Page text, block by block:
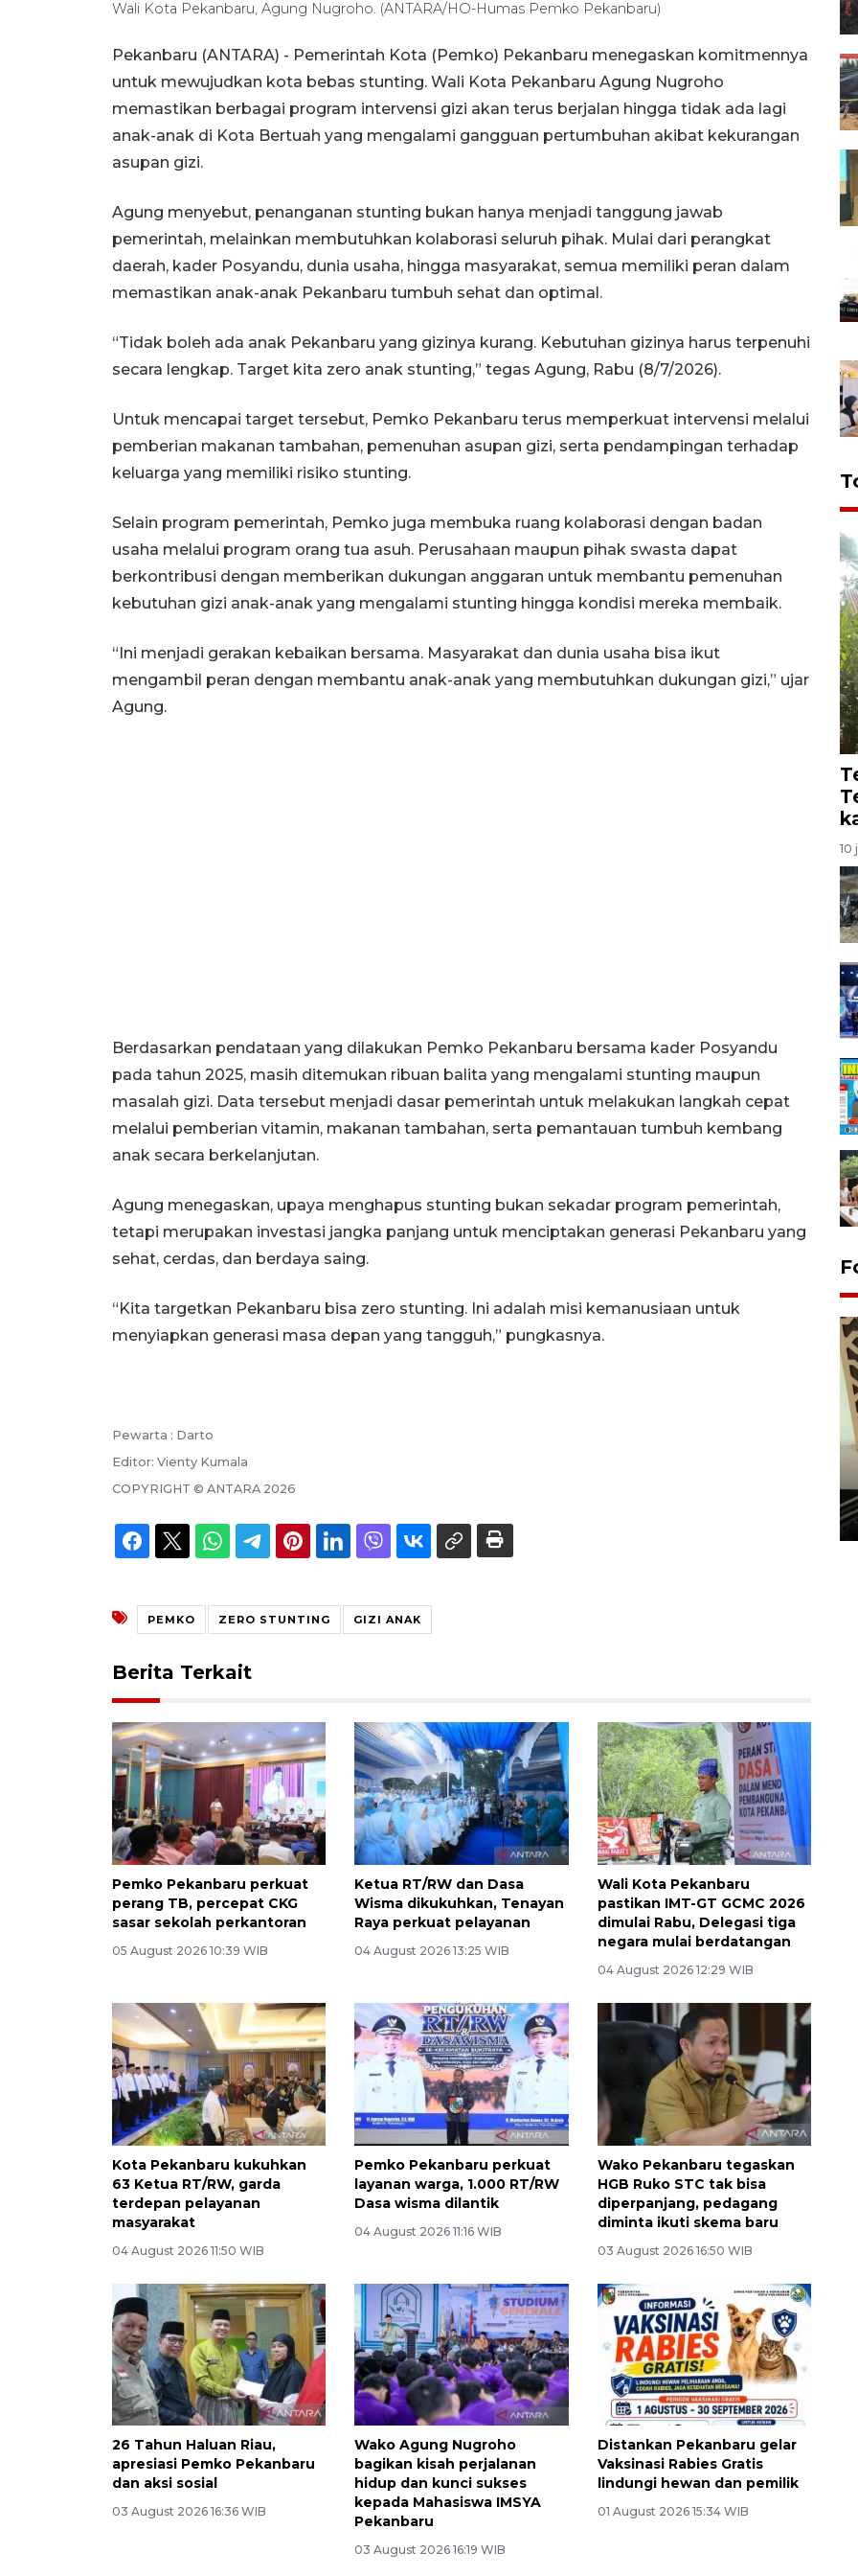
Wali Kota Pekanbaru, Agung Nugroho. (ANTARA/HO-Humas Pemko Pekanbaru)
Pekanbaru (ANTARA) - Pemerintah Kota (Pemko) Pekanbaru menegaskan komitmennya
untuk mewujudkan kota bebas stunting. Wali Kota Pekanbaru Agung Nugroho
memastikan berbagai program intervensi gizi akan terus berjalan hingga tidak ada lagi
anak-anak di Kota Bertuah yang mengalami gangguan pertumbuhan akibat kekurangan
asupan gizi.
Agung menyebut, penanganan stunting bukan hanya menjadi tanggung jawab
pemerintah, melainkan membutuhkan kolaborasi seluruh pihak. Mulai dari perangkat
daerah, kader Posyandu, dunia usaha, hingga masyarakat, semua memiliki peran dalam
memastikan anak-anak Pekanbaru tumbuh sehat dan optimal.
“Tidak boleh ada anak Pekanbaru yang gizinya kurang. Kebutuhan gizinya harus terpenuhi
secara lengkap. Target kita zero anak stunting,” tegas Agung, Rabu (8/7/2026).
Untuk mencapai target tersebut, Pemko Pekanbaru terus memperkuat intervensi melalui
pemberian makanan tambahan, pemenuhan asupan gizi, serta pendampingan terhadap
keluarga yang memiliki risiko stunting.
Selain program pemerintah, Pemko juga membuka ruang kolaborasi dengan badan
usaha melalui program orang tua asuh. Perusahaan maupun pihak swasta dapat
berkontribusi dengan memberikan dukungan anggaran untuk membantu pemenuhan
kebutuhan gizi anak-anak yang mengalami stunting hingga kondisi mereka membaik.
“Ini menjadi gerakan kebaikan bersama. Masyarakat dan dunia usaha bisa ikut
mengambil peran dengan membantu anak-anak yang membutuhkan dukungan gizi,” ujar
Agung.
Berdasarkan pendataan yang dilakukan Pemko Pekanbaru bersama kader Posyandu
pada tahun 2025, masih ditemukan ribuan balita yang mengalami stunting maupun
masalah gizi. Data tersebut menjadi dasar pemerintah untuk melakukan langkah cepat
melalui pemberian vitamin, makanan tambahan, serta pemantauan tumbuh kembang
anak secara berkelanjutan.
Agung menegaskan, upaya menghapus stunting bukan sekadar program pemerintah,
tetapi merupakan investasi jangka panjang untuk menciptakan generasi Pekanbaru yang
sehat, cerdas, dan berdaya saing.
“Kita targetkan Pekanbaru bisa zero stunting. Ini adalah misi kemanusiaan untuk
menyiapkan generasi masa depan yang tangguh,” pungkasnya.
Pewarta : Darto
Editor: Vienty Kumala
COPYRIGHT © ANTARA 2026
PEMKO ZERO STUNTING GIZI ANAK
Berita Terkait
Pemko Pekanbaru perkuat
perang TB, percepat CKG
sasar sekolah perkantoran
05 August 2026 10:39 WIB
Ketua RT/RW dan Dasa
Wisma dikukuhkan, Tenayan
Raya perkuat pelayanan
04 August 2026 13:25 WIB
Wali Kota Pekanbaru
pastikan IMT-GT GCMC 2026
dimulai Rabu, Delegasi tiga
negara mulai berdatangan
04 August 2026 12:29 WIB
Kota Pekanbaru kukuhkan
63 Ketua RT/RW, garda
terdepan pelayanan
masyarakat
04 August 2026 11:50 WIB
Pemko Pekanbaru perkuat
layanan warga, 1.000 RT/RW
Dasa wisma dilantik
04 August 2026 11:16 WIB
Wako Pekanbaru tegaskan
HGB Ruko STC tak bisa
diperpanjang, pedagang
diminta ikuti skema baru
03 August 2026 16:50 WIB
26 Tahun Haluan Riau,
apresiasi Pemko Pekanbaru
dan aksi sosial
03 August 2026 16:36 WIB
Wako Agung Nugroho
bagikan kisah perjalanan
hidup dan kunci sukses
kepada Mahasiswa IMSYA
Pekanbaru
03 August 2026 16:19 WIB
Distankan Pekanbaru gelar
Vaksinasi Rabies Gratis
lindungi hewan dan pemilik
01 August 2026 15:34 WIB
10